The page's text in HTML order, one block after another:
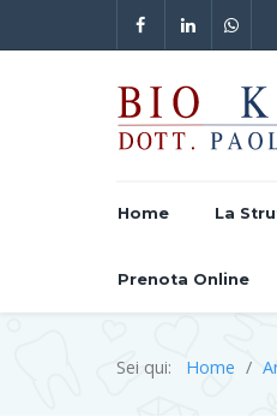
Home La
Prenota Online
Sei qui: Home